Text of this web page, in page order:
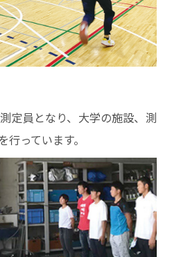
定員となり、大学の施設、測
っています。